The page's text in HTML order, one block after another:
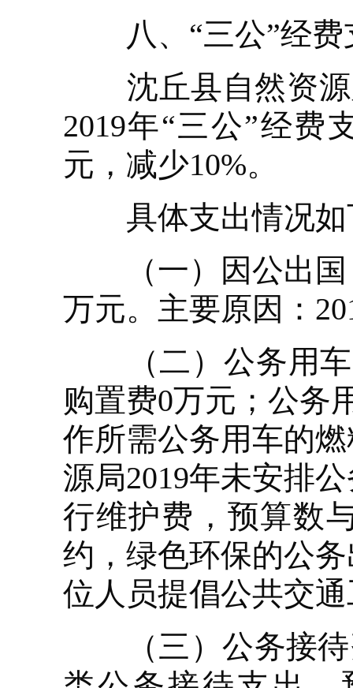
八、“三公”经费
沈丘县自然资源
2019年“三公”经费
元，减少10%。
具体支出情况如
（一）因公出国
万元。主要原因：
（二）公务用车
购置费0万元；公务
作所需公务用车的
源局2019年未安排
行维护费，预算数
约，绿色环保的公
位人员提倡公共交
（三）公务接待